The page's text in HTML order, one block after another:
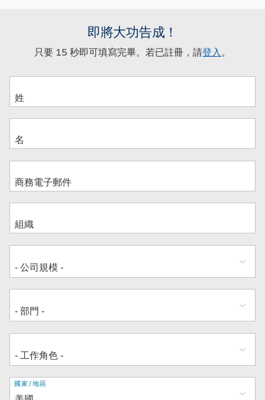
即將大功告成！
只要 15 秒即可填寫完畢。若已註冊，請登入。
地
國家/地區